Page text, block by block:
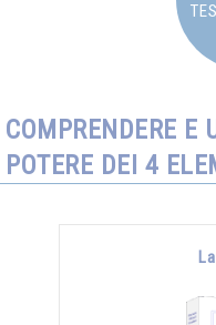
COMPRENDERE E
POTERE DEI 4